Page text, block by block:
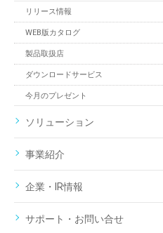
リリース情報
WEB版カタログ
製品取扱店
ダウンロードサービス
今月のプレゼント
ソリューション
事業紹介
企業・IR情報
サポート・お問い合せ